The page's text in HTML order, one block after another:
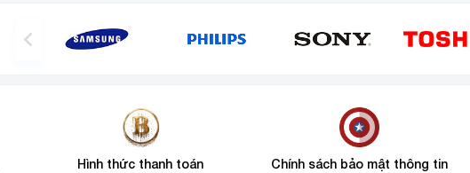
Hình thức thanh toán Chính sách bảo mật thông tin